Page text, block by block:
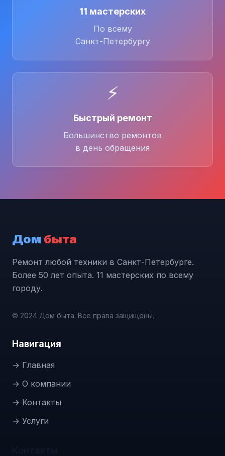
11 мастерских
По всему
Санкт-Петербургу
⚡
Быстрый ремонт
Большинство ремонтов
в день обращения
Дом быта
Ремонт любой техники в Санкт-Петербурге.
Более 50 лет опыта. 11 мастерских по всему
городу.
© 2024 Дом быта. Все права защищены.
Навигация
→ Главная
→ О компании
→ Контакты
→ Услуги